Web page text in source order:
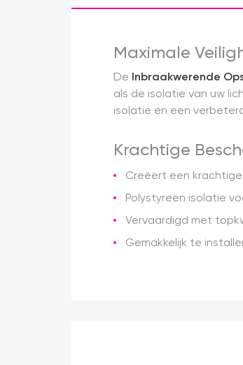
Maximale
De Inbraakwerende
als de isolatie van uw
isolatie en een
Krachtige
Creëert een
Polystyreen isolatie
Vervaardigd met
Gemakkelijk te